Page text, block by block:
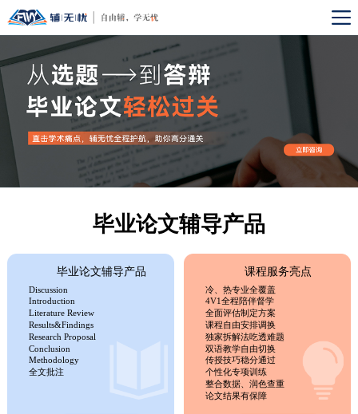
毕业论文辅导产品
毕业论文辅导产品
Discussion
Introduction
Literature Review
Results&Findings
Research Proposal
Conclusion
Methodology
全文批注
课程服务亮点
冷、热专业全覆盖
4V1全程陪伴督学
全面评估制定方案
课程自由安排调换
独家拆解法吃透难题
双语教学自由切换
传授技巧稳分通过
个性化专项训练
整合数据、润色查重
论文结果有保障